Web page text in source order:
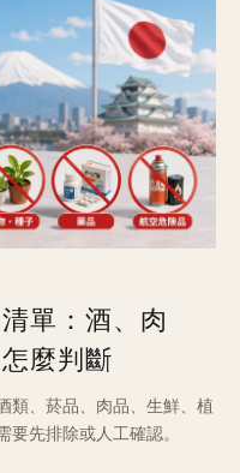
單：酒、肉
麼判斷
類、菸品、肉品、生鮮、植
先排除或人工確認。